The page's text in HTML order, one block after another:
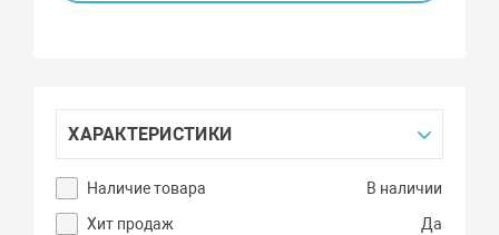
ХАРАКТЕРИСТИКИ
Наличие товара
В наличии
Хит продаж
Да